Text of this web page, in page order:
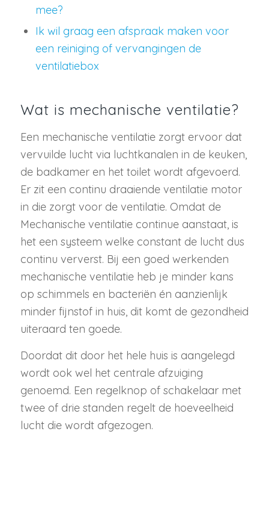
mee?
Ik wil graag een afspraak maken voor
een reiniging of vervangingen de
ventilatiebox
Wat is mechanische ventilatie?
Een mechanische ventilatie zorgt ervoor dat
vervuilde lucht via luchtkanalen in de keuken,
de badkamer en het toilet wordt afgevoerd.
Er zit een continu draaiende ventilatie motor
in die zorgt voor de ventilatie. Omdat de
Mechanische ventilatie continue aanstaat, is
het een systeem welke constant de lucht dus
continu ververst. Bij een goed werkenden
mechanische ventilatie heb je minder kans
op schimmels en bacteriën én aanzienlijk
minder fijnstof in huis, dit komt de gezondheid
uiteraard ten goede.
Doordat dit door het hele huis is aangelegd
wordt ook wel het centrale afzuiging
genoemd. Een regelknop of schakelaar met
twee of drie standen regelt de hoeveelheid
lucht die wordt afgezogen.